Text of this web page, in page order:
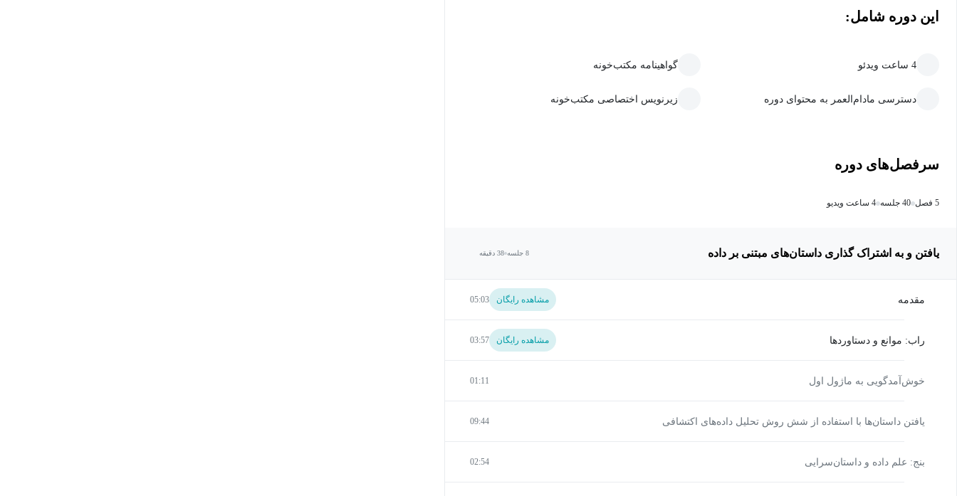
این دوره شامل:
4 ساعت ویدئو گواهینامه مکتب‌خونه
دسترسی مادام‌العمر به محتوای دوره زیرنویس اختصاصی مکتب‌خونه
سرفصل‌های دوره
5 فصل 40 جلسه 4 ساعت ویدیو
یافتن و به اشتراک گذاری داستان‌های مبتنی بر داده 8 جلسه 38 دقیقه
مقدمه‌ مشاهده رایگان 05:03
راب: موانع و دستاوردها مشاهده رایگان 03:57
خوش‌آمدگویی به ماژول اول 01:11
یافتن داستان‌ها با استفاده از شش روش تحلیل داده‌های اکتشافی 09:44
بنج: علم داده و داستان‌سرایی 02:54